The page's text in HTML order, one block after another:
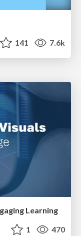
141 7.6k
Learning
1 470